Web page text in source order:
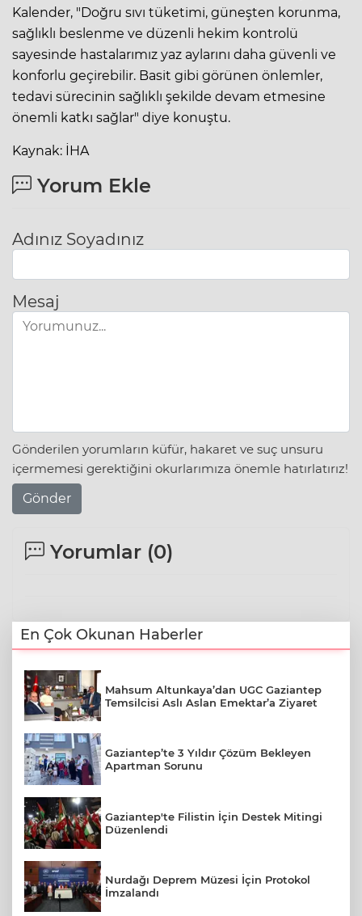
Kalender, "Doğru sıvı tüketimi, güneşten korunma,
sağlıklı beslenme ve düzenli hekim kontrolü
sayesinde hastalarımız yaz aylarını daha güvenli ve
konforlu geçirebilir. Basit gibi görünen önlemler,
tedavi sürecinin sağlıklı şekilde devam etmesine
önemli katkı sağlar" diye konuştu.
Kaynak: İHA
Yorum Ekle
Adınız Soyadınız
Mesaj
Gönderilen yorumların küfür, hakaret ve suç unsuru
içermemesi gerektiğini okurlarımıza önemle hatırlatırız!
Gönder
Yorumlar (0)
En Çok Okunan Haberler
Mahsum Altunkaya’dan UGC Gaziantep
Temsilcisi Aslı Aslan Emektar’a Ziyaret
Gaziantep’te 3 Yıldır Çözüm Bekleyen
Apartman Sorunu
Gaziantep'te Filistin İçin Destek Mitingi
Düzenlendi
Nurdağı Deprem Müzesi İçin Protokol
İmzalandı